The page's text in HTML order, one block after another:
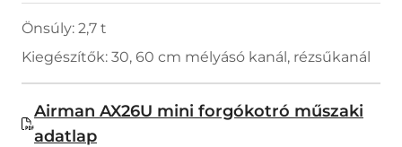
Önsúly: 2,7 t
Kiegészítők: 30, 60 cm mélyásó kanál, rézsűkanál
Airman AX26U mini forgókotró műszaki
adatlap